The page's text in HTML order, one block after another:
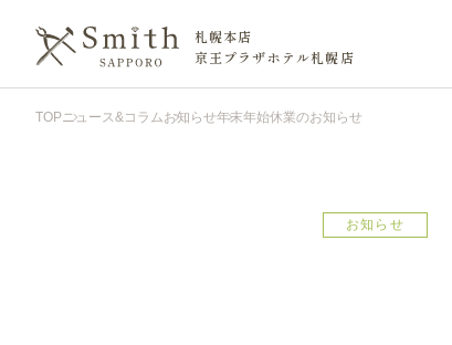
札幌本店
京王プラザホテル札幌店
TOPニュース&コラムお知らせ年末年始休業のお知らせ
お知らせ